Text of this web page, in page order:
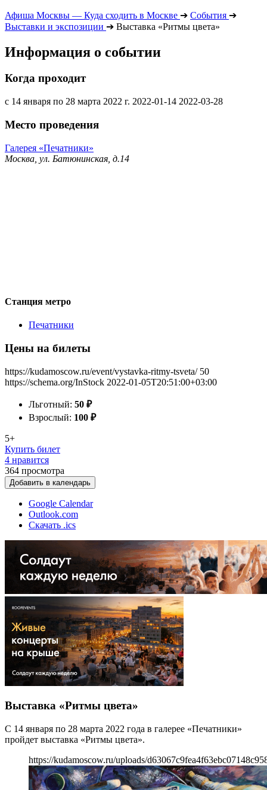
Афиша Москвы — Куда сходить в Москве ➔ События ➔
Выставки и экспозиции ➔ Выставка «Ритмы цвета»
Информация о событии
Когда проходит
с 14 января по 28 марта 2022 г. 2022-01-14 2022-03-28
Место проведения
Галерея «Печатники»
Москва, ул. Батюнинская, д.14
Станция метро
Печатники
Цены на билеты
https://kudamoscow.ru/event/vystavka-ritmy-tsveta/ 50
https://schema.org/InStock 2022-01-05T20:51:00+03:00
Льготный: 50 ₽
Взрослый: 100 ₽
5+
Купить билет
4 нравится
364 просмотра
Добавить в календарь
Google Calendar
Outlook.com
Скачать .ics
Выставка «Ритмы цвета»
С 14 января по 28 марта 2022 года в галерее «Печатники»
пройдет выставка «Ритмы цвета».
https://kudamoscow.ru/uploads/